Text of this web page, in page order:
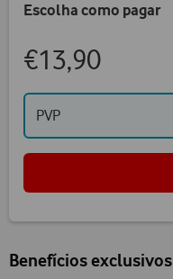
Escolha como pagar
€13,90
PVP
Benefícios exclusivos